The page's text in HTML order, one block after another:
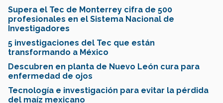
Supera el Tec de Monterrey cifra de 500
profesionales en el Sistema Nacional de
Investigadores
5 investigaciones del Tec que están
transformando a México
Descubren en planta de Nuevo León cura para
enfermedad de ojos
Tecnología e investigación para evitar la pérdida
del maíz mexicano